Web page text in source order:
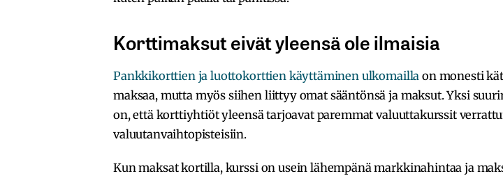
Korttimaksut eivät yleensä ole ilmaisia
Pankkikorttien ja luottokorttien käyttäminen ulkomailla on monesti
maksaa, mutta myös siihen liittyy omat sääntönsä ja maksut. Yksi
on, että korttiyhtiöt yleensä tarjoavat paremmat valuuttakurssit
valuutanvaihtopisteisiin.
Kun maksat kortilla, kurssi on usein lähempänä markkinahintaa ja